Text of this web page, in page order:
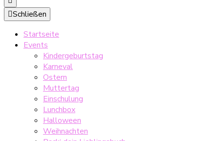
Schließen
Startseite
Events
Kindergeburtstag
Karneval
Ostern
Muttertag
Einschulung
Lunchbox
Halloween
Weihnachten